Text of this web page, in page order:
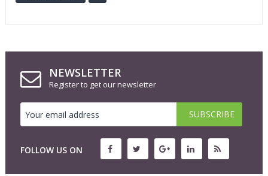
NEWSLETTER
Register to get our newsletter
FOLLOW US ON